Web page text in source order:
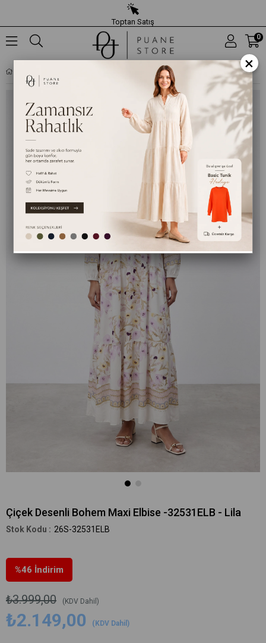
Toptan Satış
0
Çiçek Desenli Bohem Maxi Elbise -32531ELB - Lila
26S-32531ELB
%46 İndirim
₺3.999,00 (KDV Dahil)
₺2.149,00 (KDV Dahil)
×